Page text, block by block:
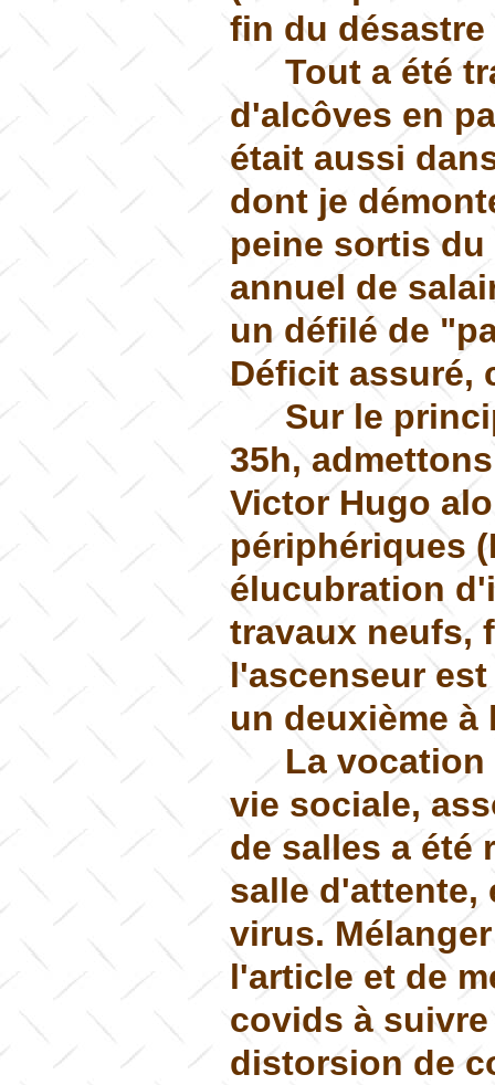
fin du désastre
Tout a été
d'alcôves en
était aussi
dont je
peine sortis
annuel de
un défilé de
Déficit assuré,
Sur le
35h,
Victor Hugo
périphériques
élucubration
travaux neufs,
l'ascenseur
un deuxième
La
vie sociale,
de salles a été
salle d'attente,
virus.
l'article et de
covids à
distorsion de